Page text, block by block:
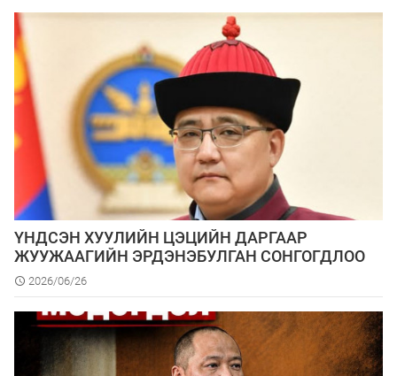
ҮНДСЭН ХУУЛИЙН ЦЭЦИЙН ДАРГААР
ЖУУЖААГИЙН ЭРДЭНЭБУЛГАН СОНГОГДЛОО
2026/06/26